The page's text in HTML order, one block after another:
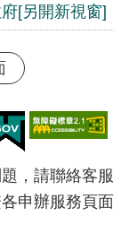
[另開新視窗]
，請聯絡客服
申辦服務頁面